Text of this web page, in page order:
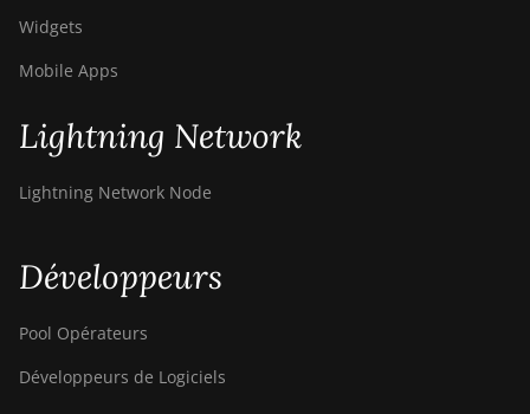
Widgets
Mobile Apps
Lightning Network
Lightning Network Node
Développeurs
Pool Opérateurs
Développeurs de Logiciels